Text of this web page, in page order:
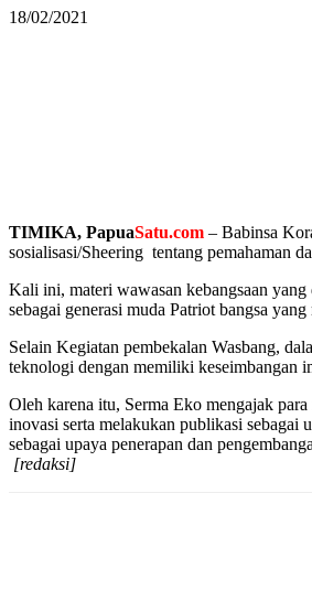
18/02/2021
TIMIKA, PapuaSatu.com – Babinsa
sosialisasi/Sheering tentang pemahaman
Kali ini, materi wawasan kebangsaan yang
sebagai generasi muda Patriot bangsa
Selain Kegiatan pembekalan Wasbang,
teknologi dengan memiliki keseimbangan
Oleh karena itu, Serma Eko mengajak
inovasi serta melakukan publikasi sebagai
sebagai upaya penerapan dan
[redaksi]